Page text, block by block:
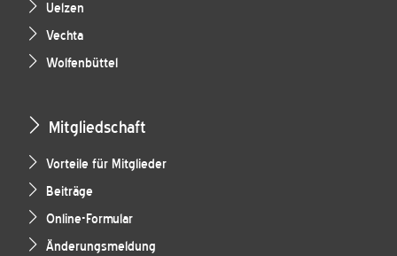
Uelzen
Vechta
Wolfenbüttel
Mitgliedschaft
Vorteile für Mitglieder
Beiträge
Online-Formular
Änderungsmeldung